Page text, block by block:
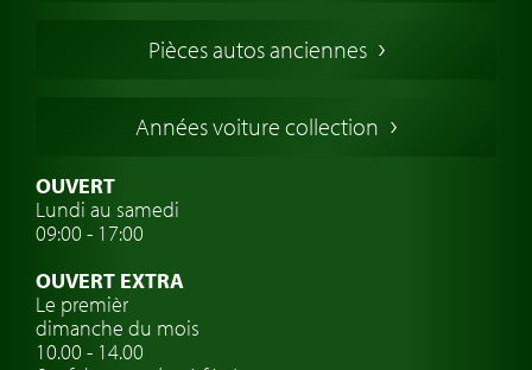
Voitures Allemandes
Voitures Suédoises
Assurance voiture de collection
Clubs de voitures classiques
Atelier de voitures anciennes
Montres de marque de voiture
Pièces autos anciennes
Années voiture collection
OUVERT
Lundi au samedi
09:00 - 17:00
OUVERT EXTRA
Le premièr
dimanche du mois
10.00 - 14.00